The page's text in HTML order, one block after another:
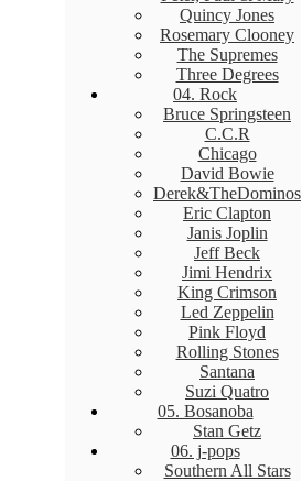
Quincy Jones
Rosemary Clooney
The Supremes
Three Degrees
04. Rock
Bruce Springsteen
C.C.R
Chicago
David Bowie
Derek&TheDominos
Eric Clapton
Janis Joplin
Jeff Beck
Jimi Hendrix
King Crimson
Led Zeppelin
Pink Floyd
Rolling Stones
Santana
Suzi Quatro
05. Bosanoba
Stan Getz
06. j-pops
Southern All Stars